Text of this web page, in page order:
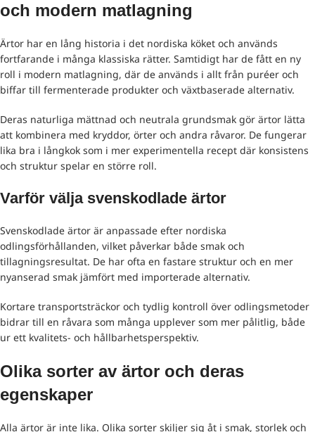
och modern matlagning
Ärtor har en lång historia i det nordiska köket och används
fortfarande i många klassiska rätter. Samtidigt har de fått en ny
roll i modern matlagning, där de används i allt från puréer och
biffar till fermenterade produkter och växtbaserade alternativ.
Deras naturliga mättnad och neutrala grundsmak gör ärtor lätta
att kombinera med kryddor, örter och andra råvaror. De fungerar
lika bra i långkok som i mer experimentella recept där konsistens
och struktur spelar en större roll.
Varför välja svenskodlade ärtor
Svenskodlade ärtor är anpassade efter nordiska
odlingsförhållanden, vilket påverkar både smak och
tillagningsresultat. De har ofta en fastare struktur och en mer
nyanserad smak jämfört med importerade alternativ.
Kortare transportsträckor och tydlig kontroll över odlingsmetoder
bidrar till en råvara som många upplever som mer pålitlig, både
ur ett kvalitets- och hållbarhetsperspektiv.
Olika sorter av ärtor och deras
egenskaper
Alla ärtor är inte lika. Olika sorter skiljer sig åt i smak, storlek och